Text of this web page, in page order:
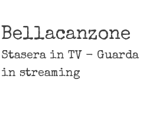
Bellacanzone
Stasera in TV - Guarda
in streaming